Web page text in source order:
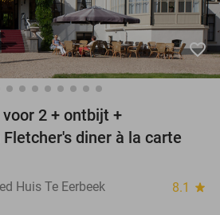
favorite_border
2 + ontbijt +
diner à la carte
Huis Te Eerbeek 8.1 star